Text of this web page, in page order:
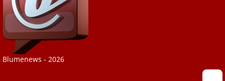
Blumenews - 2026